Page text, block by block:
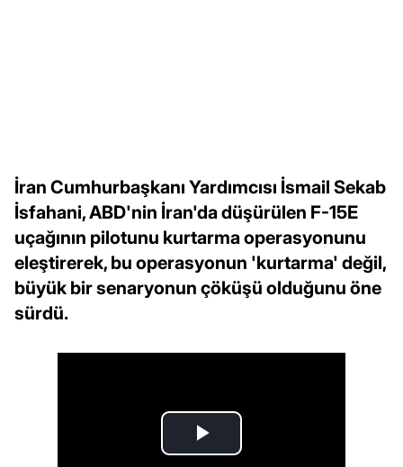
İran Cumhurbaşkanı Yardımcısı İsmail Sekab
İsfahani, ABD'nin İran'da düşürülen F-15E
uçağının pilotunu kurtarma operasyonunu
eleştirerek, bu operasyonun 'kurtarma' değil,
büyük bir senaryonun çöküşü olduğunu öne
sürdü.